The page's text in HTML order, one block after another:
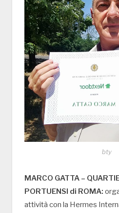
bty
MARCO GATTA –
PORTUENSI di ROMA:
attività con la Hermes